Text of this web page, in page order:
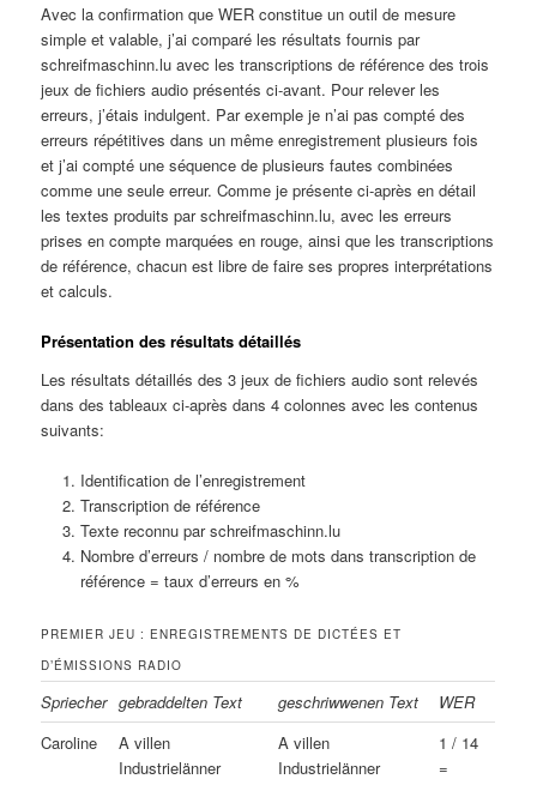
Avec la confirmation que WER constitue un outil de mesure
simple et valable, j’ai comparé les résultats fournis par
schreifmaschinn.lu avec les transcriptions de référence des trois
jeux de fichiers audio présentés ci-avant. Pour relever les
erreurs, j’étais indulgent. Par exemple je n’ai pas compté des
erreurs répétitives dans un même enregistrement plusieurs fois
et j’ai compté une séquence de plusieurs fautes combinées
comme une seule erreur. Comme je présente ci-après en détail
les textes produits par schreifmaschinn.lu, avec les erreurs
prises en compte marquées en rouge, ainsi que les transcriptions
de référence, chacun est libre de faire ses propres interprétations
et calculs.
Présentation des résultats détaillés
Les résultats détaillés des 3 jeux de fichiers audio sont relevés
dans des tableaux ci-après dans 4 colonnes avec les contenus
suivants:
Identification de l’enregistrement
Transcription de référence
Texte reconnu par schreifmaschinn.lu
Nombre d’erreurs / nombre de mots dans transcription de
référence = taux d’erreurs en %
PREMIER JEU : ENREGISTREMENTS DE DICTÉES ET
D’ÉMISSIONS RADIO
Spriecher gebraddelten Text geschriwwenen Text
WER
Caroline
A villen
Industrielänner
A villen
Industrielänner
1 / 14
=